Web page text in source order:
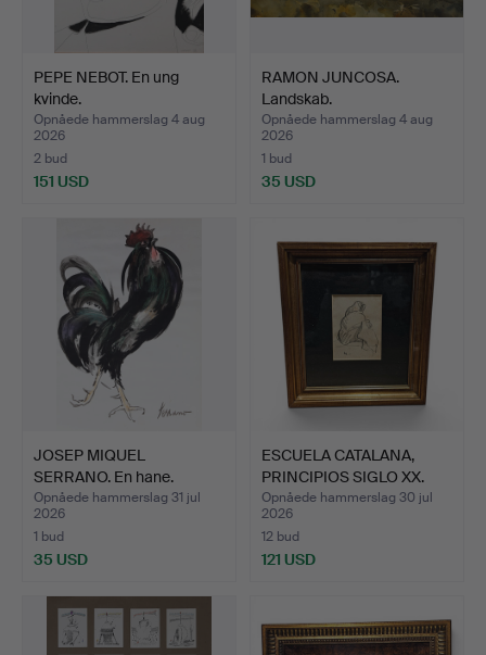
PEPE NEBOT. En ung
kvinde.
Opnåede hammerslag 4 aug
2026
2 bud
151 USD
RAMON JUNCOSA.
Landskab.
Opnåede hammerslag 4 aug
2026
1 bud
35 USD
JOSEP MIQUEL
SERRANO. En hane.
Opnåede hammerslag 31 jul
2026
1 bud
35 USD
ESCUELA CATALANA,
PRINCIPIOS SIGLO XX.
Æld…
Opnåede hammerslag 30 jul
2026
12 bud
121 USD